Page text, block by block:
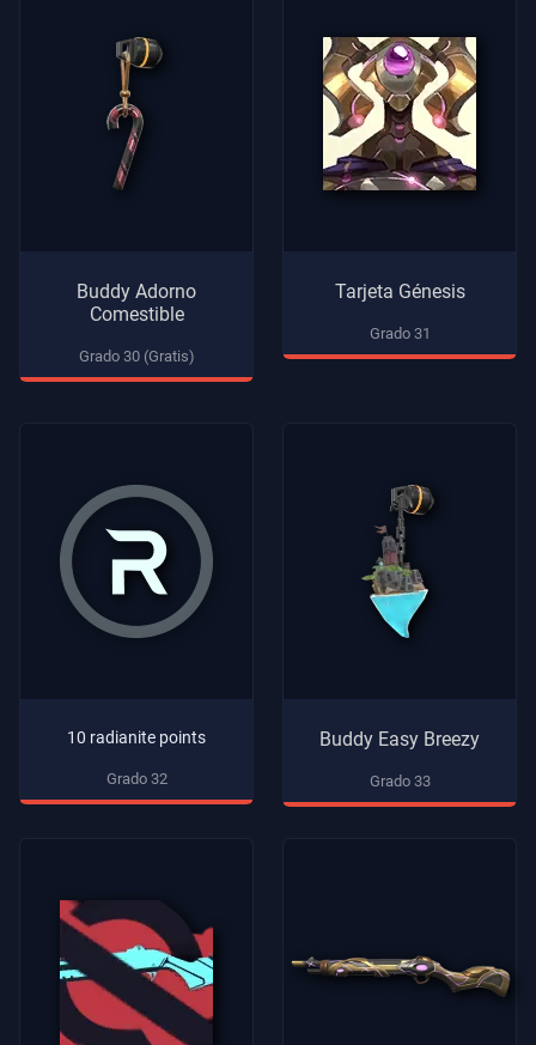
Buddy Adorno
Comestible
Grado 30 (Gratis)
Tarjeta Génesis
Grado 31
10 radianite points
Grado 32
Buddy Easy Breezy
Grado 33